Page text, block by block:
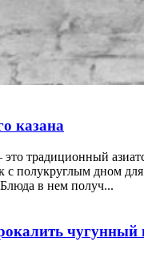
казана
традиционный
с полукруглым дном для
в нем получ...
чугунный